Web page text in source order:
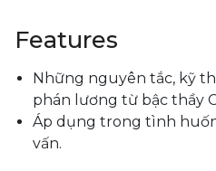
Features
Những nguyên tắc, kỹ
phán lương từ bậc thầy
Áp dụng trong tình
vấn.